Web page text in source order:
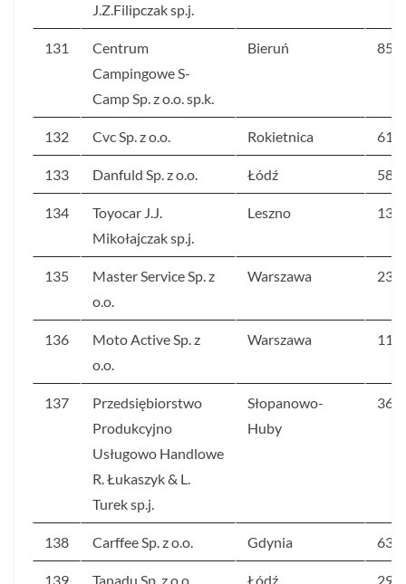
J.Z.Filipczak sp.j.
131
Centrum
Campingowe S-
Camp Sp. z o.o. sp.k.
Bieruń 85
132 Cvc Sp. z o.o. Rokietnica 618
133 Danfuld Sp. z o.o. Łódź 58
134
Toyocar J.J.
Mikołajczak sp.j.
Leszno 13
135
Master Service Sp. z
o.o.
Warszawa 239
136
Moto Active Sp. z
o.o.
Warszawa 114
137
Przedsiębiorstwo
Produkcyjno
Usługowo Handlowe
R. Łukaszyk & L.
Turek sp.j.
Słopanowo-
Huby
36
138 Carffee Sp. z o.o. Gdynia 636
139 Tanadu Sp. z o.o. Łódź 29